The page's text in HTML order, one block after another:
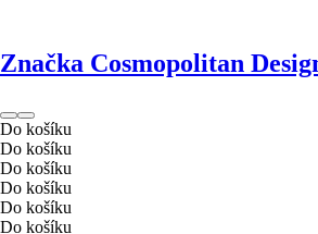
Značka Cosmopolitan
Do košíku
Do košíku
Do košíku
Do košíku
Do košíku
Do košíku